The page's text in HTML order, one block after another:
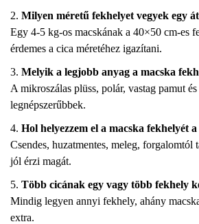
Milyen méretű fekhelyet vegyek egy
Egy 4-5 kg-os macskának a 40×50 cm-es
érdemes a cica méretéhez igazítani.
Melyik a legjobb anyag a macska
A mikroszálas plüss, polár, vastag pamut
legnépszerűbbek.
Hol helyezzem el a macska fekhelyét
Csendes, huzatmentes, meleg, forgalomtól
jól érzi magát.
Több cicának egy vagy több fekhely
Mindig legyen annyi fekhely, ahány
extra.